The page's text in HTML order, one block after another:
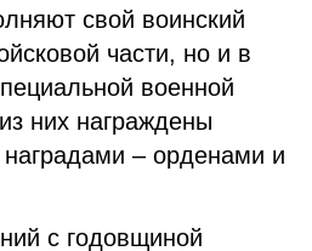
свой воинский
части, но и в
военной
них награждены
– орденами и
с годовщиной